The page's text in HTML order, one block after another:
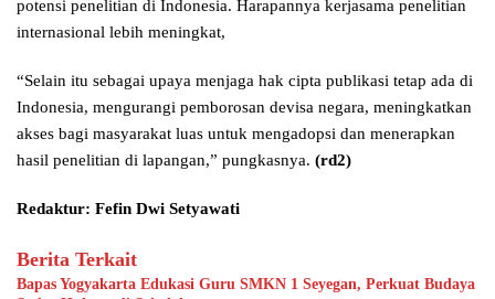
potensi penelitian di Indonesia. Harapannya kerjasama penelitian
internasional lebih meningkat,
“Selain itu sebagai upaya menjaga hak cipta publikasi tetap ada di
Indonesia, mengurangi pemborosan devisa negara, meningkatkan
akses bagi masyarakat luas untuk mengadopsi dan menerapkan
hasil penelitian di lapangan,” pungkasnya. (rd2)
Redaktur: Fefin Dwi Setyawati
Berita Terkait
Bapas Yogyakarta Edukasi Guru SMKN 1 Seyegan, Perkuat Budaya